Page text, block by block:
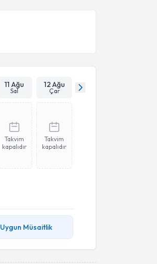
11 Ağu
Sal
12 Ağu
Çar
Takvim
kapalıdır
Takvim
kapalıdır
Uygun Müsaitlik